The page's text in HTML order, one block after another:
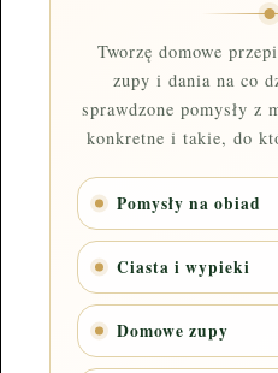
Tworzę domowe
zupy i dania na co
sprawdzone pomysły
konkretne i takie, do
Pomysły na obiad
Ciasta i wypieki
Domowe zupy